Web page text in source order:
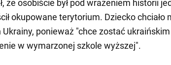
że osobiście był pod wrażeniem historii
okupowane terytorium. Dziecko chciało
ponieważ "chce zostać
w wymarzonej szkole wyższej".